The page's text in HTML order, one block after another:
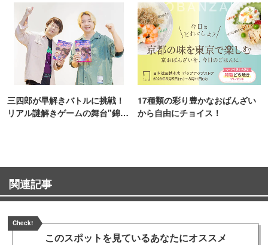
三四郎が早解きバトルに挑戦！
リアル謎解きゲームの舞台"錦糸
17種類の彩り豊かなおばんざい
から自由にチョイス！
関連記事
Check!
このスポットを見ているあなたにオススメ